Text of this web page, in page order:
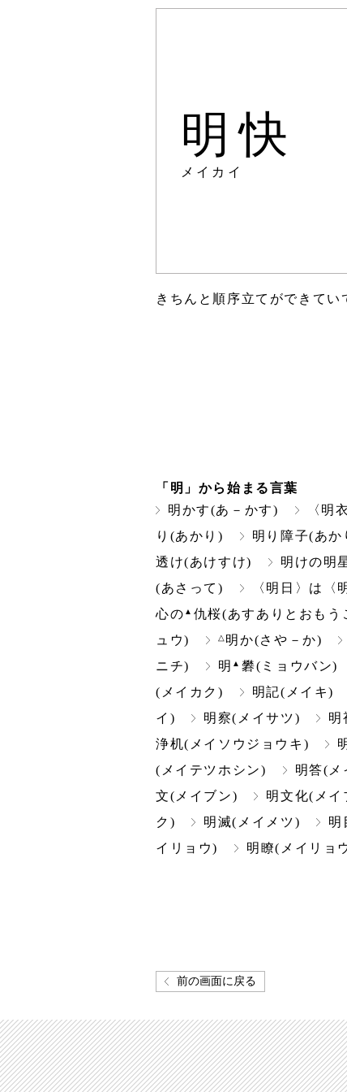
明快
メイカイ
きちんと順序立てができて
「明」から始まる言葉
明かす(あ－かす)
〈明
り(あかり)
明り障子(あか
透け(あけすけ)
明けの明
(あさって)
〈明日〉は
心の ▲ 仇桜(あすありとおもう
ュウ)
△ 明か(さや－か)
ニチ)
明 ▲礬(ミョウバン)
(メイカク)
明記(メイキ)
イ)
明察(メイサツ) 明
浄机(メイソウジョウキ)
(メイテツホシン)
明答(メ
文(メイブン)
明文化(メイ
ク)
明滅(メイメツ) 明
イリョウ)
明瞭(メイリョ
前の画面に戻る